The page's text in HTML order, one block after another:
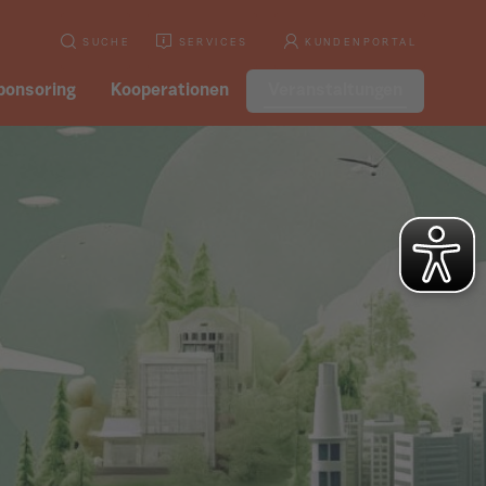
SUCHE SERVICES KUNDENPORTAL
Kooperationen